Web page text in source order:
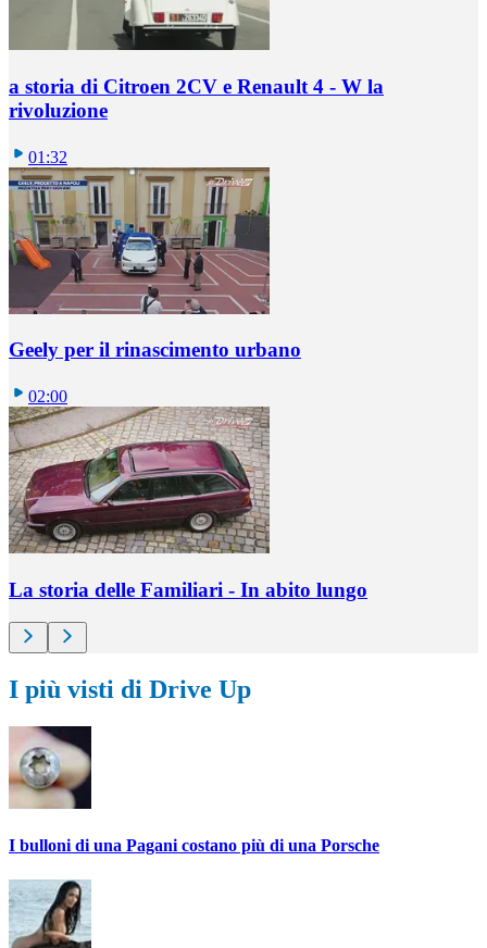
a storia di Citroen 2CV e Renault 4 - W la
rivoluzione
01:32
Geely per il rinascimento urbano
02:00
La storia delle Familiari - In abito lungo
I più visti di Drive Up
I bulloni di una Pagani costano più di una Porsche